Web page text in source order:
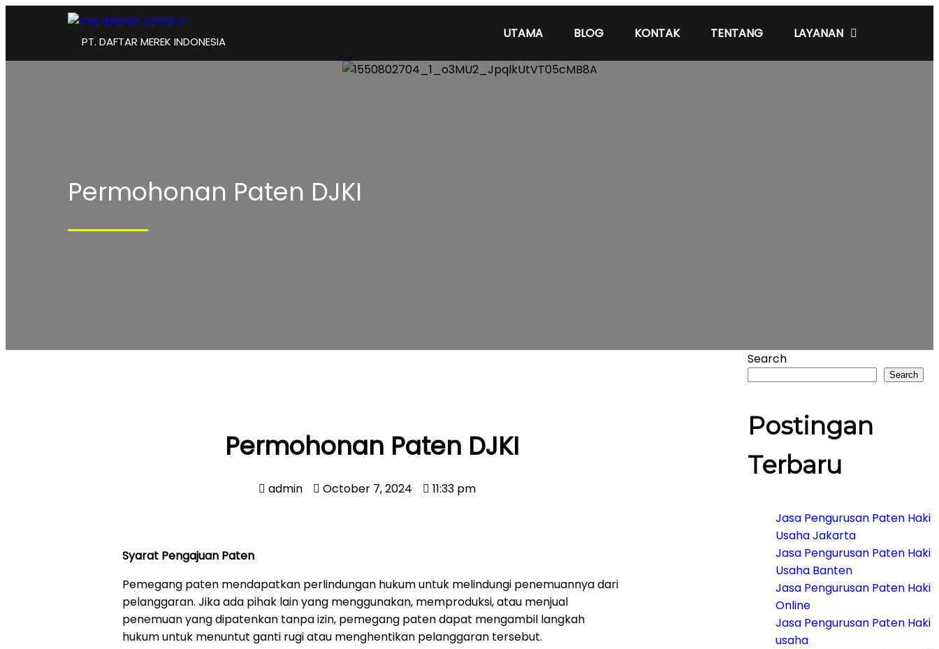
PT. DAFTAR MEREK INDONESIA
UTAMA BLOG KONTAK TENTANG LAYANAN
Permohonan Paten DJKI
Permohonan Paten DJKI
admin October 7, 2024 11:33 pm
Syarat Pengajuan Paten
Pemegang paten mendapatkan perlindungan hukum untuk melindungi penemuannya dari
pelanggaran. Jika ada pihak lain yang menggunakan, memproduksi, atau menjual
penemuan yang dipatenkan tanpa izin, pemegang paten dapat mengambil langkah
hukum untuk menuntut ganti rugi atau menghentikan pelanggaran tersebut.
Search
Search
Postingan
Terbaru
Jasa Pengurusan Paten Haki
Usaha Jakarta
Jasa Pengurusan Paten Haki
Usaha Banten
Jasa Pengurusan Paten Haki
Online
Jasa Pengurusan Paten Haki
usaha